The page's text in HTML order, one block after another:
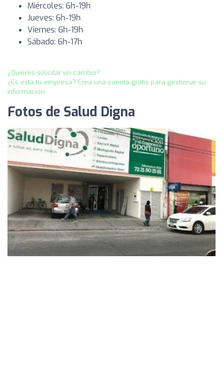
Miércoles: 6h-19h
Jueves: 6h-19h
Viernes: 6h-19h
Sábado: 6h-17h
¿Quieres solicitar un cambio?
¿Es esta tu empresa? Crea una cuenta gratis para gestionar su
información
Fotos de Salud Digna